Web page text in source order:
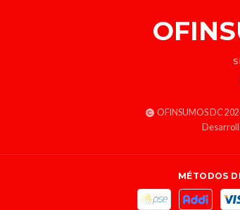
OFINSUMOS DC
MÉTODOS